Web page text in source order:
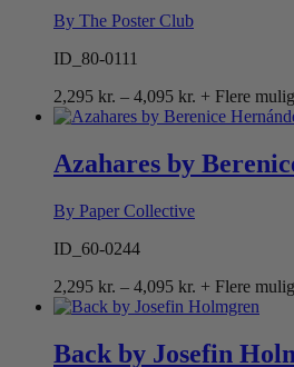
By The Poster Club
ID_80-0111
2,295 kr. – 4,095 kr. Prisinterval:
2,295 kr.
4,095 kr.
+ Flere
Azahares by
By Paper Collective
ID_60-0244
2,295 kr. – 4,095 kr. Prisinterval:
2,295 kr.
4,095 kr.
+ Flere
Back by Josefin